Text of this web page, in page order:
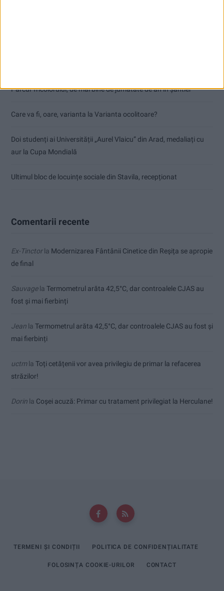
Parcul Tricolorului, de mai bine de jumătate de an în șantier
Care va fi, oare, varianta la Varianta ocolitoare?
Doi studenți ai Universității „Aurel Vlaicu” din Arad, medaliați cu
aur la Cupa Mondială
Ultimul bloc de locuințe sociale din Stavila, recepționat
Comentarii recente
Ex-Tinctorla Modernizarea Fântânii Cinetice din Reșița se apropie
de final
Sauvagela Termometrul arăta 42,5°C, dar controalele CJAS au
fost și mai fierbinți
Jean la Termometrul arăta 42,5°C, dar controalele CJAS au fost și
mai fierbinți
uctmla Toți cetățenii vor avea privilegiu de primar la refacerea
străzilor!
Dorin la Coșei acuză: Primar cu tratament privilegiat la Herculane!
TERMENI ȘI CONDIȚII POLITICA DE CONFIDENȚIALITATE
FOLOSINȚA COOKIE-URILOR CONTACT